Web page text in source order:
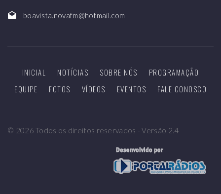
boavista.novafm@hotmail.com
INICIAL NOTÍCIAS SOBRE NÓS
PROGRAMAÇÃO
EQUIPE
FOTOS VÍDEOS EVENTOS FALE CONOSCO
© 2026 Todos os direitos reservados - Versão 2.4